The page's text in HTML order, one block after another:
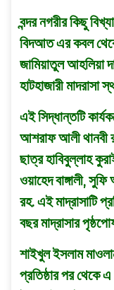
বন্দর নগরীর কিছু
বিদআত এর কবল
জামিয়াতুল আহলিয়া
হাটহাজারী মাদরাসা
এই সিদ্ধান্তটি
আশরাফ আলী থানবী
ছাত্র হাবিবুল্লাহ
ওয়াহেদ বাঙ্গালী,
রহ. এই মাদ্রাসাটি
বছর মাদ্রাসার
শাইখুল ইসলাম
প্রতিষ্ঠার পর থেকে